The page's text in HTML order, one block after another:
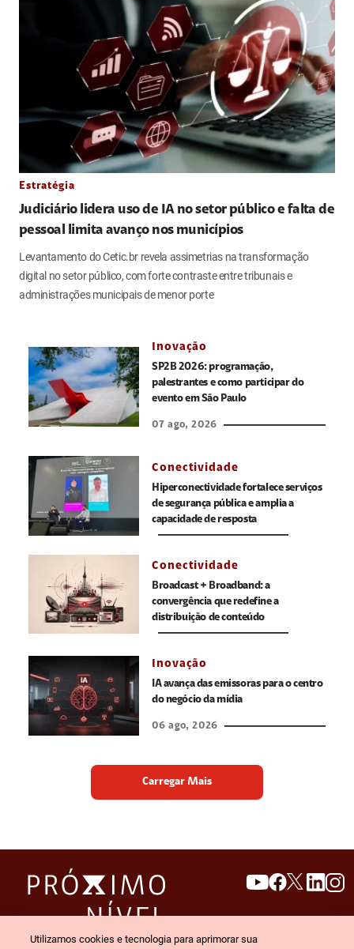
Estratégia
Judiciário lidera uso de IA no setor público e falta de
pessoal limita avanço nos municípios
Levantamento do Cetic.br revela assimetrias na transformação
digital no setor público, com forte contraste entre tribunais e
administrações municipais de menor porte
Inovação
SP2B 2026: programação,
palestrantes e como participar do
evento em São Paulo
07 ago, 2026
Conectividade
Hiperconectividade fortalece serviços
de segurança pública e amplia a
capacidade de resposta
Conectividade
Broadcast + Broadband: a
convergência que redefine a
distribuição de conteúdo
Inovação
IA avança das emissoras para o centro
do negócio da mídia
06 ago, 2026
Carregar Mais
search
Utilizamos cookies e tecnologia para aprimorar sua